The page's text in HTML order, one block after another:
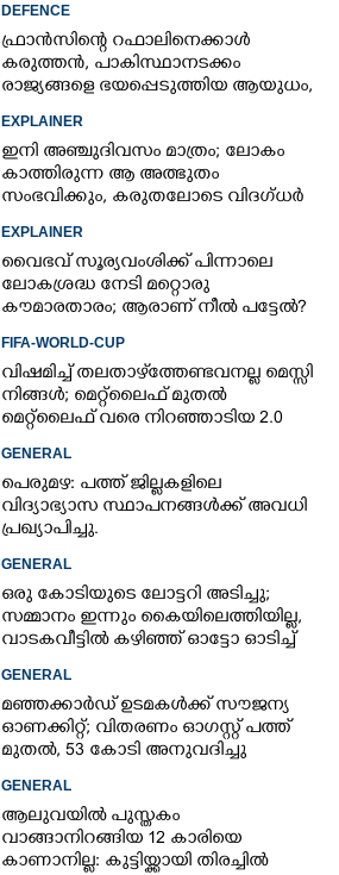
DEFENCE
ഫ്രാൻസിന്റെ റഫാലിനെക്കാൾ
കരുത്തൻ,​ പാകിസ്ഥാനടക്കം
രാജ്യങ്ങളെ ഭയപ്പെടുത്തിയ ആയുധം,​
EXPLAINER
ഇനി അഞ്ചുദിവസം മാത്രം; ലോകം
കാത്തിരുന്ന ആ അത്ഭുതം
സംഭവിക്കും, കരുതലോടെ വിദഗ്ധർ
EXPLAINER
വൈഭവ് സൂര്യവംശിക്ക് പിന്നാലെ
ലോകശ്രദ്ധ നേടി മറ്റൊരു
കൗമാരതാരം; ആരാണ് നീൽ പട്ടേൽ?
FIFA-WORLD-CUP
വിഷമിച്ച് തലതാഴ്‌ത്തേണ്ടവനല്ല മെസ്സി
നിങ്ങള്‍; മെറ്റ്‌ലൈഫ് മുതല്‍
മെറ്റ്‌ലൈഫ് വരെ നിറഞ്ഞാടിയ 2.0
GENERAL
പെരുമഴ: പത്ത് ജില്ലകളിലെ
വിദ്യാഭ്യാസ സ്ഥാപനങ്ങൾക്ക് അവധി
പ്രഖ്യാപിച്ചു.
GENERAL
ഒരു കോടിയുടെ ലോട്ടറി അടിച്ചു;
സമ്മാനം ഇന്നും കൈയിലെത്തിയില്ല,
വാടകവീട്ടിൽ കഴിഞ്ഞ് ഓട്ടോ ഓടിച്ച്
GENERAL
മഞ്ഞക്കാർഡ് ഉടമകൾക്ക് സൗജന്യ
ഓണക്കിറ്റ്; വിതരണം ഓഗസ്റ്റ് പത്ത്
മുതൽ, 53 കോടി അനുവദിച്ചു
GENERAL
ആലുവയിൽ പുസ്തകം
വാങ്ങാനിറങ്ങിയ 12 കാരിയെ
കാണാനില്ല: കുട്ടിയ്ക്കായി തിരച്ചിൽ
×
Share this link
Copy Link